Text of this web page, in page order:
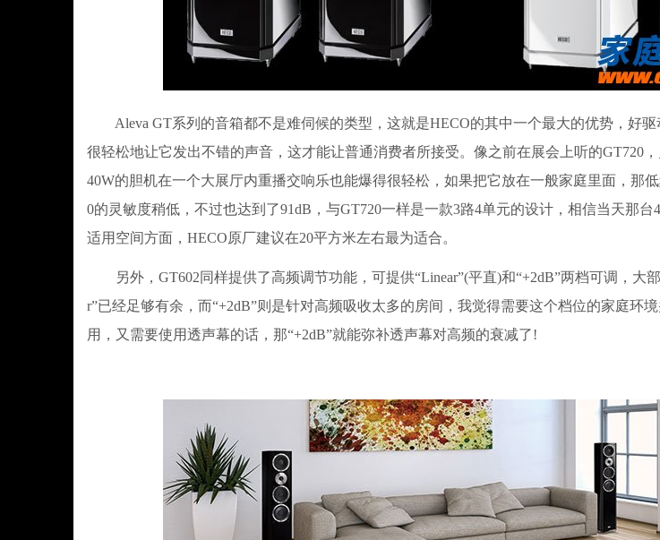
Aleva GT系列的音箱都不是难伺候的类型，这就是HECO的其中一个最大的优势，好驱
很轻松地让它发出不错的声音，这才能让普通消费者所接受。像之前在展会上听的GT720
40W的胆机在一个大展厅内重播交响乐也能爆得很轻松，如果把它放在一般家庭里面，那
0的灵敏度稍低，不过也达到了91dB，与GT720一样是一款3路4单元的设计，相信当天那
适用空间方面，HECO原厂建议在20平方米左右最为适合。
另外，GT602同样提供了高频调节功能，可提供“Linear”(平直)和“+2dB”两档可调，大
r”已经足够有余，而“+2dB”则是针对高频吸收太多的房间，我觉得需要这个档位的家庭环
用，又需要使用透声幕的话，那“+2dB”就能弥补透声幕对高频的衰减了!